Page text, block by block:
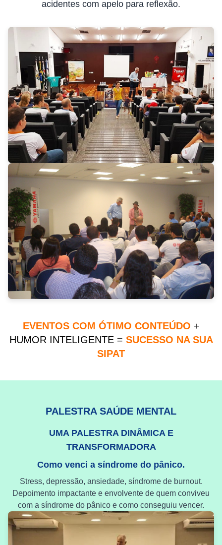
acidentes com apelo para reflexão.
EVENTOS COM ÓTIMO CONTEÚDO +
HUMOR INTELIGENTE = SUCESSO NA SUA
SIPAT
PALESTRA SAÚDE MENTAL
UMA PALESTRA DINÂMICA E
TRANSFORMADORA
Como venci a síndrome do pânico.
Stress, depressão, ansiedade, síndrome de burnout.
Depoimento impactante e envolvente de quem conviveu
com a síndrome do pânico e como conseguiu vencer.